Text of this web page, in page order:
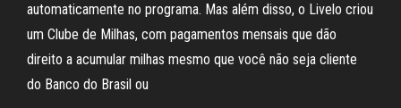
automaticamente no programa. Mas além disso, o Livelo criou
um Clube de Milhas, com pagamentos mensais que dão
direito a acumular milhas mesmo que você não seja cliente
do Banco do Brasil ou